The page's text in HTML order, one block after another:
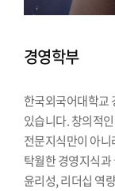
경영학부
한국외국어대학교
있습니다. 창의적
전문지식만이 아
탁월한 경영지식
윤리성, 리더십 역